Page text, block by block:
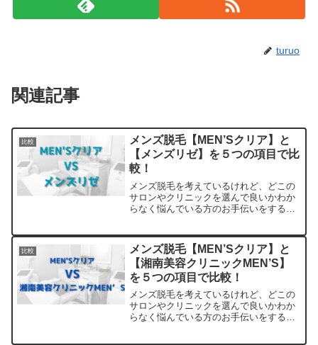
turuo
関連記事
比較
メンズ脱毛【MEN’Sクリア】と
【メンズリゼ】を５つの項目で比
較！
メンズ脱毛を考えているけれど、どこの
サロンやクリニックを選んで良いかわか
らなく悩んでいる方のお手伝いをするサ
た。他のサロンやクリニックとの比較も
できます。アクセスも解説
比較
メンズ脱毛【MEN’Sクリア】と
【湘南美容クリニックMEN’S】
を５つの項目で比較！
メンズ脱毛を考えているけれど、どこの
サロンやクリニックを選んで良いかわか
らなく悩んでいる方のお手伝いをするサ